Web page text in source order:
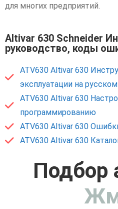
для многих предприятий.
Altivar 630 Schneider
руководство, коды
ATV630 Altivar 630
эксплуатации на русском
ATV630 Altivar 630
программированию
ATV630 Altivar 630
ATV630 Altivar 630
Подбор